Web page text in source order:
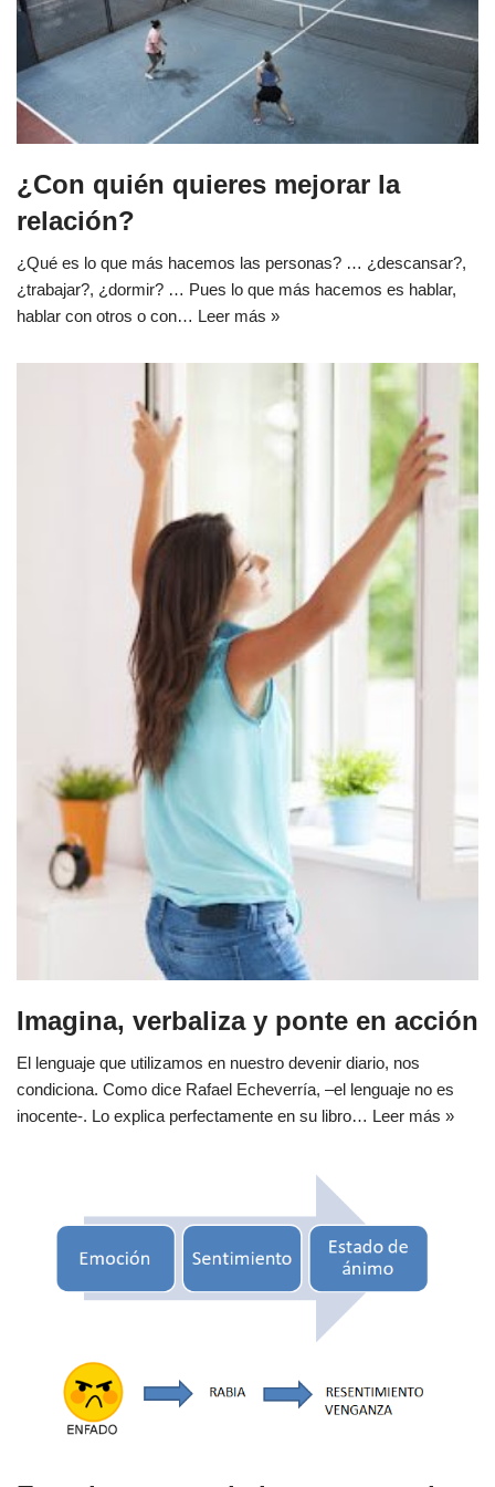
¿Con quién quieres mejorar la
relación?
¿Qué es lo que más hacemos las personas? … ¿descansar?,
¿trabajar?, ¿dormir? … Pues lo que más hacemos es hablar,
hablar con otros o con… Leer más »
Imagina, verbaliza y ponte en acción
El lenguaje que utilizamos en nuestro devenir diario, nos
condiciona. Como dice Rafael Echeverría, –el lenguaje no es
inocente-. Lo explica perfectamente en su libro… Leer más »